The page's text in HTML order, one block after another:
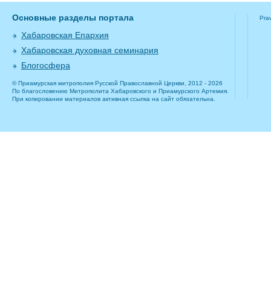
Основные разделы портала
Хабаровская Епархия
Хабаровская духовная семинария
Блогосфера
© Приамурская митрополия Русской Православной Церкви, 2012 - 2026
По благословению Митрополита Хабаровского и Приамурского Артемия.
При копировании материалов активная ссылка на сайт обязательна.